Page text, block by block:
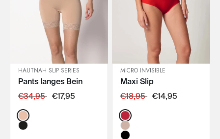
IN DEN WARENKORB
HAUTNAH SLIP SERIES
Pants langes Bein
€34,95 €17,95
Color:
IN DEN WARENKORB
MICRO INVISIBLE
Maxi Slip
€18,95 €14,95
Color: